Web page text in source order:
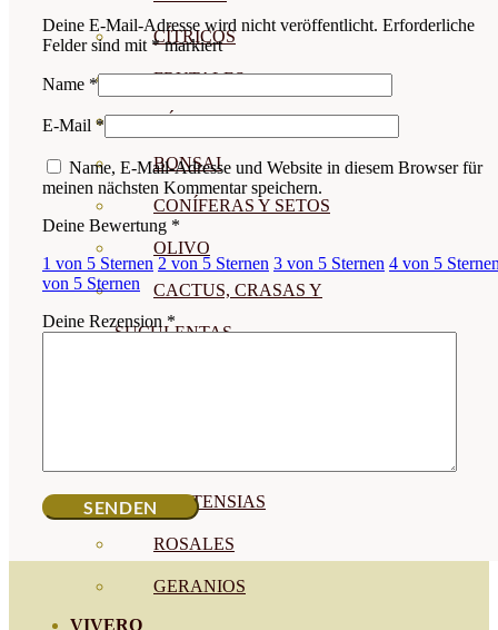
CÍTRICOS
FRUTALES
CÉSPED
BONSAI
CONÍFERAS Y SETOS
OLIVO
CACTUS, CRASAS Y
SUCULENTAS
HORTENSIAS
ROSALES
GERANIOS
VIVERO
Deine E-Mail-Adresse wird nicht veröffentlicht. Erforderliche
Felder sind mit *markiert
Name *
E-Mail *
Name, E-Mail-Adresse und Website in diesem Browser für
meinen nächsten Kommentar speichern.
Deine Bewertung *
1 von 5 Sternen 2 von 5 Sternen 3 von 5 Sternen 4 von 5
von 5 Sternen
Deine Rezension *